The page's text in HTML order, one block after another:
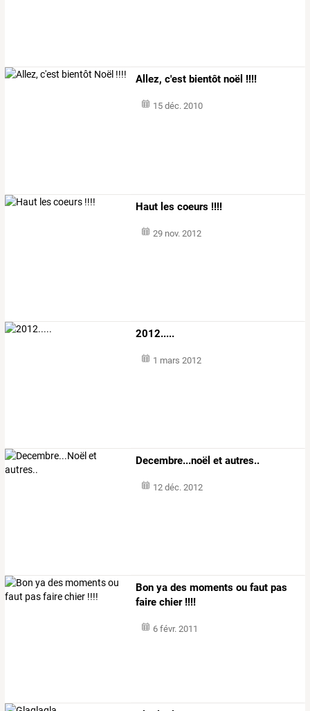
Allez, c'est bientôt noël !!!!
15 déc. 2010
Haut les coeurs !!!!
29 nov. 2012
2012.....
1 mars 2012
Decembre...noël et autres..
12 déc. 2012
Bon ya des moments ou faut pas
faire chier !!!!
6 févr. 2011